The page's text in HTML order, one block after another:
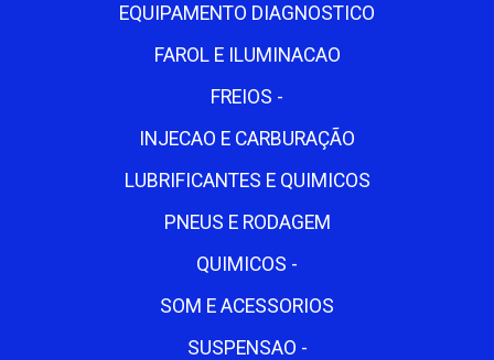
EQUIPAMENTO DIAGNOSTICO
FAROL E ILUMINACAO
FREIOS -
INJECAO E CARBURAÇÃO
LUBRIFICANTES E QUIMICOS
PNEUS E RODAGEM
QUIMICOS -
SOM E ACESSORIOS
SUSPENSAO -